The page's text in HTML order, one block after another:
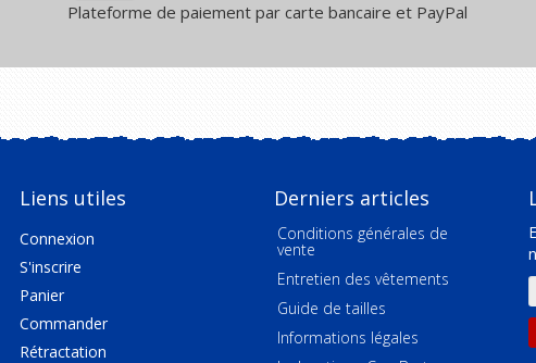
Plateforme de paiement par carte bancaire et PayPal
Liens utiles
Connexion
S'inscrire
Panier
Commander
Rétractation
Derniers articles
Conditions générales de
vente
Entretien des vêtements
Guide de tailles
Informations légales